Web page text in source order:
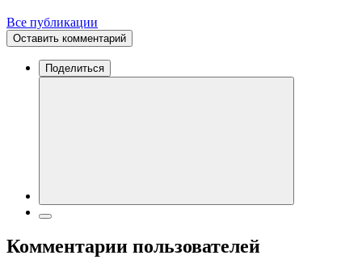
Все публикации
Оставить комментарий
Поделиться
Комментарии пользователей